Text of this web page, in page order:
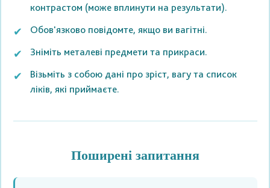
контрастом (може вплинути на результати).
Обов'язково повідомте, якщо ви вагітні.
Зніміть металеві предмети та прикраси.
Візьміть з собою дані про зріст, вагу та список
ліків, які приймаєте.
Поширені запитання